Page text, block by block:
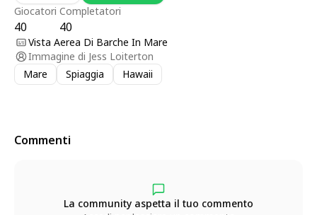
Giocatori
40
Completatori
40
Vista Aerea Di Barche In Mare
Immagine di Jess Loiterton
Mare
Spiaggia Hawaii
Commenti
La community aspetta il tuo commento